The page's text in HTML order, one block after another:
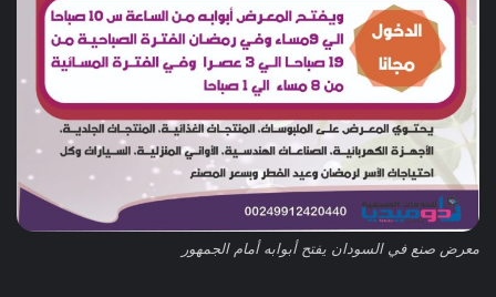
معرض صنع في السودان يفتح أبوابه أمام الجمهور